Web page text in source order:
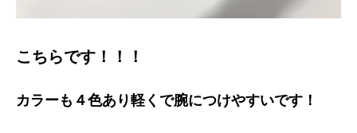
こちらです！！！
カラーも４色あり軽くで腕につけやすいです！